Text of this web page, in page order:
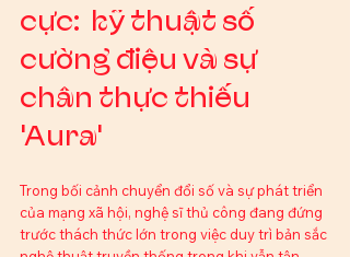
cực:  kỹ thuật số
cường điệu và sự
chân thực thiếu
'Aura'
Trong bối cảnh chuyển đổi số và sự phát triển
của mạng xã hội, nghệ sĩ thủ công đang đứng
trước thách thức lớn trong việc duy trì bản sắc